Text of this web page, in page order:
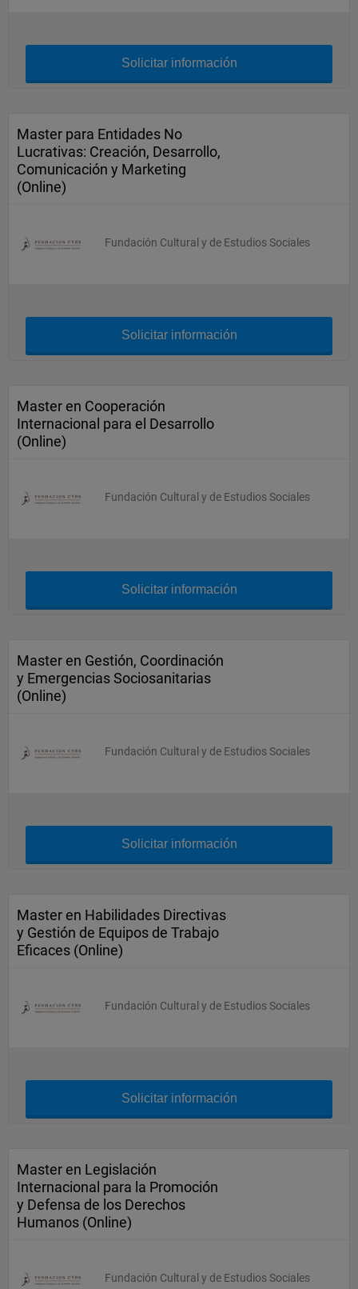
Solicitar información
Master para Entidades No
Lucrativas: Creación, Desarrollo,
Comunicación y Marketing
(Online)
Fundación Cultural y de Estudios Sociales
Solicitar información
Master en Cooperación
Internacional para el Desarrollo
(Online)
Fundación Cultural y de Estudios Sociales
Solicitar información
Master en Gestión, Coordinación
y Emergencias Sociosanitarias
(Online)
Fundación Cultural y de Estudios Sociales
Solicitar información
Master en Habilidades Directivas
y Gestión de Equipos de Trabajo
Eficaces (Online)
Fundación Cultural y de Estudios Sociales
Solicitar información
Master en Legislación
Internacional para la Promoción
y Defensa de los Derechos
Humanos (Online)
Fundación Cultural y de Estudios Sociales